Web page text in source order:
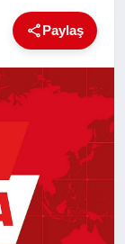
Paylaş